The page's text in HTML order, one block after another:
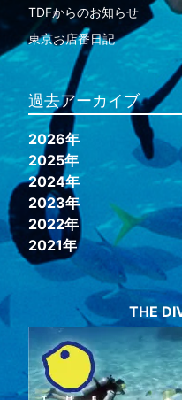
TDFからのお知らせ
東京お店番日記
過去アーカイブ
2026年
2025年
2024年
2023年
2022年
2021年
THE